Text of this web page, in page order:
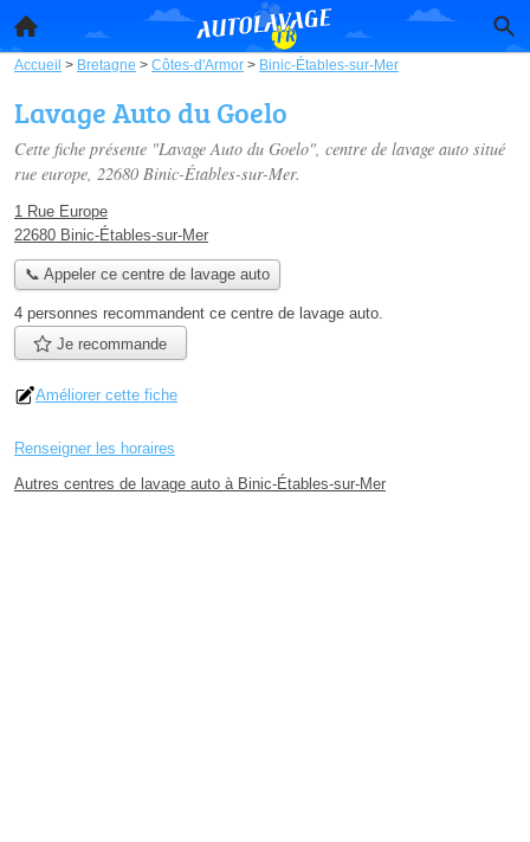
Accueil > Bretagne > Côtes-d'Armor > Binic-Étables-sur-Mer
Lavage Auto du Goelo
Cette fiche présente "Lavage Auto du Goelo", centre de lavage auto situé
rue europe, 22680 Binic-Étables-sur-Mer.
1 Rue Europe
22680 Binic-Étables-sur-Mer
📞 Appeler ce centre de lavage auto
4 personnes recommandent ce centre de lavage auto.
Je recommande
Améliorer cette fiche
Renseigner les horaires
Autres centres de lavage auto à Binic-Étables-sur-Mer